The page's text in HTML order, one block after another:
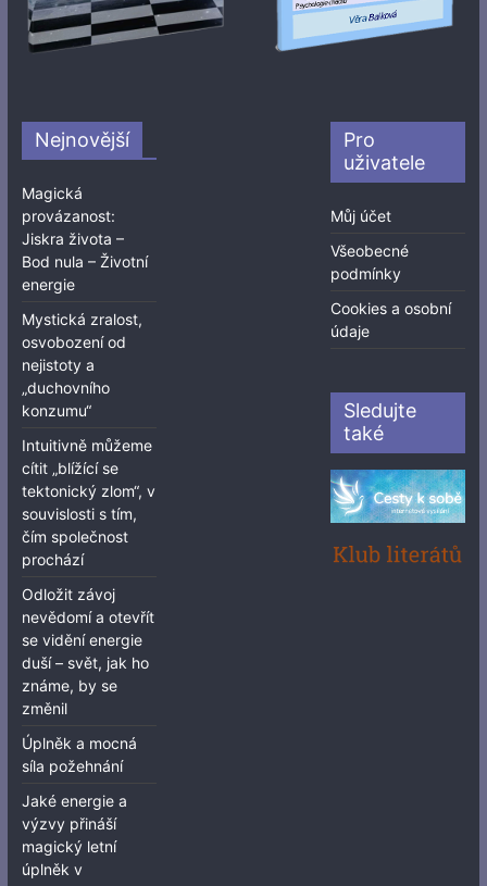
Nejnovější
Magická
provázanost:
Jiskra života –
Bod nula – Životní
energie
Mystická zralost,
osvobození od
nejistoty a
„duchovního
konzumu“
Intuitivně můžeme
cítit „blížící se
tektonický zlom“, v
souvislosti s tím,
čím společnost
prochází
Odložit závoj
nevědomí a otevřít
se vidění energie
duší – svět, jak ho
známe, by se
změnil
Úplněk a mocná
síla požehnání
Jaké energie a
výzvy přináší
magický letní
úplněk v
Pro
uživatele
Můj účet
Všeobecné
podmínky
Cookies a osobní
údaje
Sledujte
také